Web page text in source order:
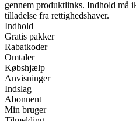
gennem produktlinks. Indhold må
tilladelse fra rettighedshaver.
Indhold
Gratis pakker
Rabatkoder
Omtaler
Købshjælp
Anvisninger
Indslag
Abonnent
Min bruger